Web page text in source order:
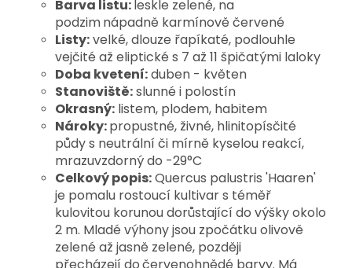
Barva listu:leskle zelené, na
podzimnápadně karmínově červené
Listy:velké, dlouze řapíkaté, podlouhle
vejčité až eliptické s 7 až 11 špičatými laloky
Doba kvetení:duben - květen
Stanoviště:slunné i polostín
Okrasný: listem, plodem, habitem
Nároky:propustné, živné, hlinitopísčité
půdy s neutrální či mírně kyselou reakcí,
mrazuvzdorný do -29°C
Celkový popis:Quercus palustris 'Haaren'
je pomalu rostoucí kultivar s téměř
kulovitou korunou dorůstající do výšky okolo
2 m. Mladé výhony jsou zpočátku olivově
zelené až jasně zelené, později